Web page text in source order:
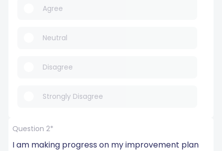
Agree
Neutral
Disagree
Strongly Disagree
Question 2*
I am making progress on my improvement plan